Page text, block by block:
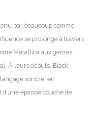
par beaucoup comme
se prolonge à travers
Metallica aux genres
À leurs débuts, Black
sonore, en
épaisse couche de